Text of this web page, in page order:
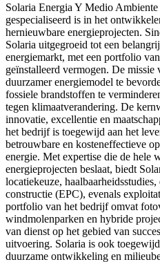
Solaria Energia Y Medio
gespecialiseerd is in het
hernieuwbare energieprojecten.
Solaria uitgegroeid tot een
energiemarkt, met een portfolio
geïnstalleerd vermogen. De missie
duurzamer energiemodel te
fossiele brandstoffen te
tegen klimaatverandering. De
innovatie, excellentie en
het bedrijf is toegewijd aan het
betrouwbare en kosteneffectieve
energie. Met expertise die de hele
energieprojecten beslaat, biedt
locatiekeuze,
constructie (EPC), evenals
portfolio van het bedrijf omvat
windmolenparken en hybride
van dienst op het gebied van
uitvoering. Solaria is ook
duurzame ontwikkeling en